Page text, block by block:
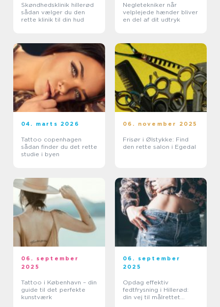
Skøndhedsklinik hillerød
sådan vælger du den
rette klinik til din hud
Negletekniker når
velplejede hænder bliver
en del af dit udtryk
04. marts 2026
Tattoo copenhagen
sådan finder du det rette
studie i byen
06. november 2025
Frisør i Ølstykke: Find
den rette salon i Egedal
06. september
2025
Tattoo i København – din
guide til det perfekte
kunstværk
06. september
2025
Opdag effektiv
fedtfrysning i Hillerød:
din vej til målrettet